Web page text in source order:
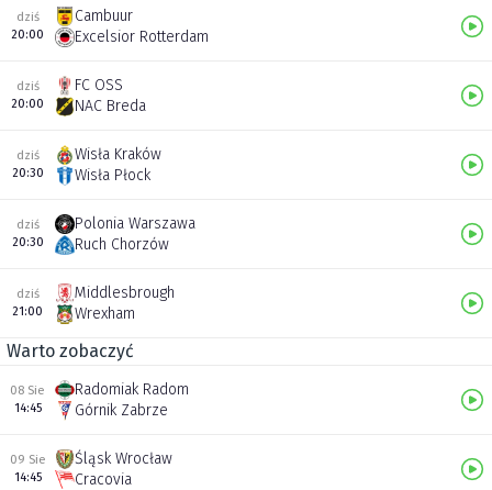
dziś
20:00
Cambuur
Excelsior Rotterdam
dziś
20:00
FC OSS
NAC Breda
dziś
20:30
Wisła Kraków
Wisła Płock
dziś
20:30
Polonia Warszawa
Ruch Chorzów
dziś
21:00
Middlesbrough
Wrexham
Warto zobaczyć
08 Sie
14:45
Radomiak Radom
Górnik Zabrze
09 Sie
14:45
Śląsk Wrocław
Cracovia